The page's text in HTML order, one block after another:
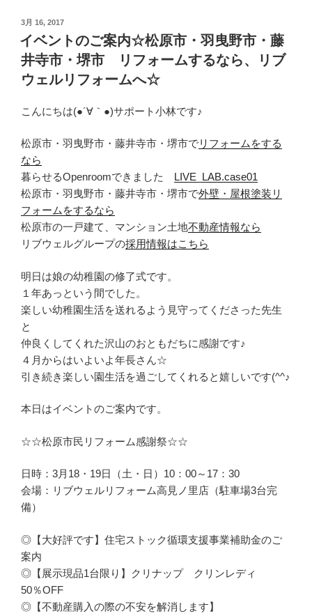
投
日:
3月 16, 2017
イベントのご案内☆松原市・羽曳野市・藤
井寺市・堺市 リフォームするなら、リブ
ウェルリフォームへ☆
こんにちは(●´∀｀●)サポート小林です♪
松原市・羽曳野市・藤井寺市・堺市でリフォームをする
なら
暮らせるOpenroomできました LIVE_LAB.case01
松原市・羽曳野市・藤井寺市・堺市で外壁・屋根塗装リ
フォームをするなら
松原市の一戸建て、マンション土地不動産情報なら
リブウェルグループの採用情報はこちら
明日は娘の幼稚園の修了式です。
１年あっという間でした。
楽しい幼稚園生活を送れるよう見守ってくださった先生
と
仲良くしてくれた沢山のおともだちに感謝です♪
４月からはいよいよ年長さん☆
引き続き楽しい園生活を過ごしてくれると嬉しいです(^^♪
本日はイベントのご案内です。
☆☆松原市民リフォーム感謝祭☆☆
日時：3月18・19日（土・日）10：00～17：30
会場：リブウェルリフォーム高見ノ里店（駐車場3台完
備）
◎【大好評です】住宅ストック循環支援事業補助金のご
案内
◎【展示現品1台限り】クリナップ クリンレディ
50％OFF
◎【不動産購入の際の不安を解消します】